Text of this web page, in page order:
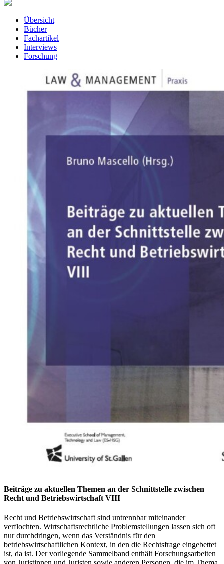
Übersicht
Bücher
Fachartikel
Interviews
Forschung
Beiträge zu aktuellen Themen an der Schnittstelle zwischen
Recht und Betriebswirtschaft VIII
Recht und Betriebswirtschaft sind untrennbar miteinander
verflochten. Wirtschaftsrechtliche Problemstellungen lassen sich oft
nur durchdringen, wenn das Verständnis für den
betriebswirtschaftlichen Kontext, in den die Rechtsfrage eingebettet
ist, da ist. Der vorliegende Sammelband enthält Forschungsarbeiten